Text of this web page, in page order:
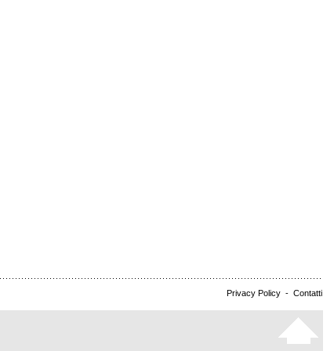
Privacy Policy - Contatti